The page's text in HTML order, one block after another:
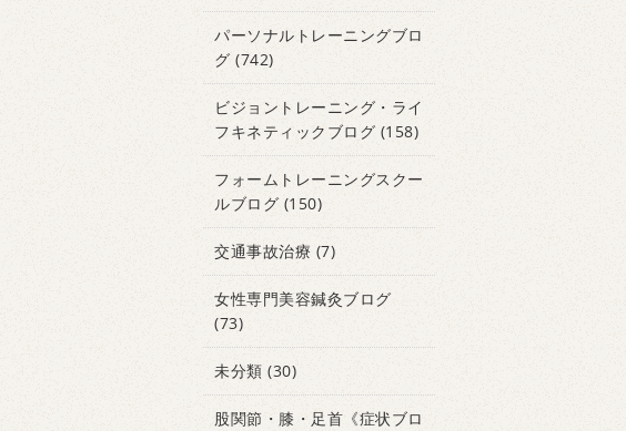
パーソナルトレーニングブロ
グ (742)
ビジョントレーニング・ライ
フキネティックブログ (158)
フォームトレーニングスクー
ルブログ(150)
交通事故治療 (7)
女性専門美容鍼灸ブログ
(73)
未分類 (30)
股関節・膝・足首《症状ブロ